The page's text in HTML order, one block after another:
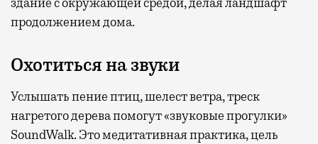
здание с окружающей средой, делая ландшафт
продолжением дома.
Охотиться на звуки
Услышать пение птиц, шелест ветра, треск
нагретого дерева помогут «звуковые прогулки»
SoundWalk. Это медитативная практика, цель